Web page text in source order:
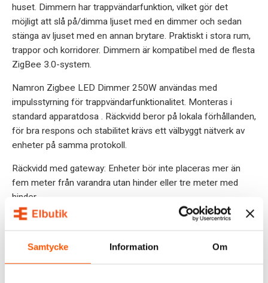
Samtycke Information Om
huset. Dimmern har trappvändarfunktion, vilket gör det
möjligt att slå på/dimma ljuset med en dimmer och sedan
stänga av ljuset med en annan brytare. Praktiskt i stora rum,
trappor och korridorer. Dimmern är kompatibel med de flesta
ZigBee 3.0-system.
Namron Zigbee LED Dimmer 250W användas med
impulsstyrning för trappvändarfunktionalitet. Monteras i
standard apparatdosa . Räckvidd beror på lokala förhållanden,
för bra respons och stabilitet krävs ett välbyggt nätverk av
enheter på samma protokoll.
Räckvidd med gateway: Enheter bör inte placeras mer än
fem meter från varandra utan hinder eller tre meter med
hinder.
Räckvidd utan gateway: Enheter bör inte placeras med
avstånd som överstiger fem meter utan hinder eller två till
tre meter med hinder.